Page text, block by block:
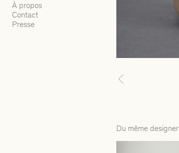
À propos
Contact
Presse
Previous
Du même designer